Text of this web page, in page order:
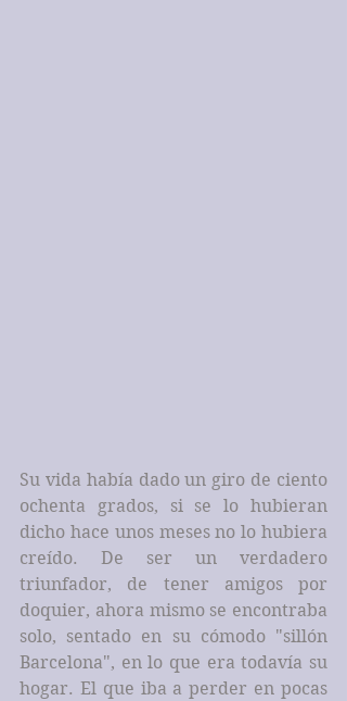
Su vida había dado un giro de ciento
ochenta grados, si se lo hubieran
dicho hace unos meses no lo hubiera
creído. De ser un verdadero
triunfador, de tener amigos por
doquier, ahora mismo se encontraba
solo, sentado en su cómodo "sillón
Barcelona", en lo que era todavía su
hogar. El que iba a perder en pocas